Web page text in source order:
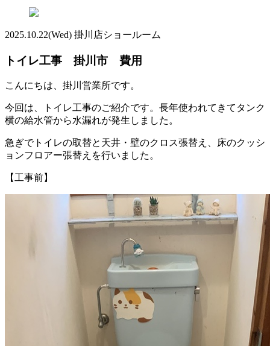
2025.10.22(Wed) 掛川店ショールーム
トイレ工事 掛川市 費用
こんにちは、掛川営業所です。
今回は、トイレ工事のご紹介です。長年使われてきてタンク
横の給水管から水漏れが発生しました。
急ぎでトイレの取替と天井・壁のクロス張替え、床のクッシ
ョンフロアー張替えを行いました。
【工事前】